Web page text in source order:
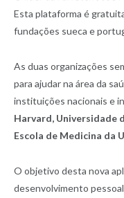
Esta plataforma é
fundações sueca e
As duas organizações
para ajudar na área da
instituições nacionais e
Harvard, Universidade
Escola de Medicina da
O objetivo desta nova
desenvolvimento